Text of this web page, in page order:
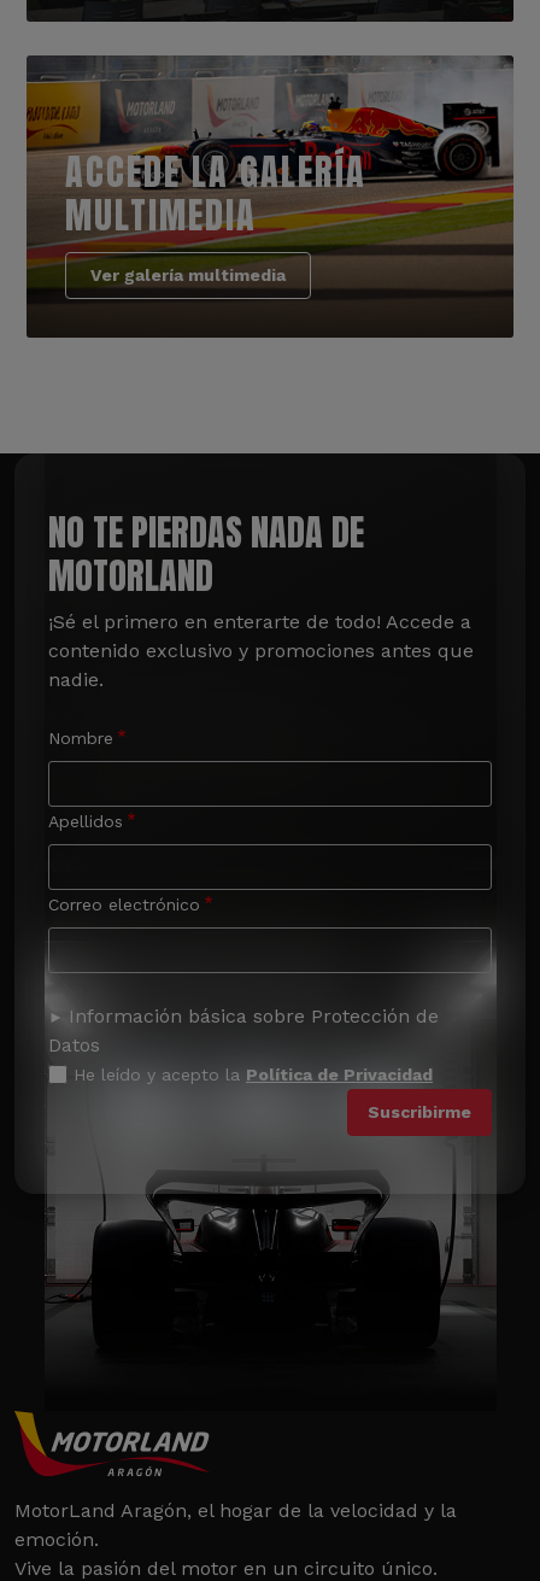
ACCEDE LA GALERÍA
MULTIMEDIA
Ver galería multimedia
NO TE PIERDAS NADA DE
MOTORLAND
¡Sé el primero en enterarte de todo! Accede a
contenido exclusivo y promociones antes que
nadie.
Nombre
Apellidos
Correo electrónico
Información básica sobre Protección de
Datos
He leído y acepto la Política de Privacidad
MotorLand Aragón, el hogar de la velocidad y la
emoción.
Vive la pasión del motor en un circuito único.